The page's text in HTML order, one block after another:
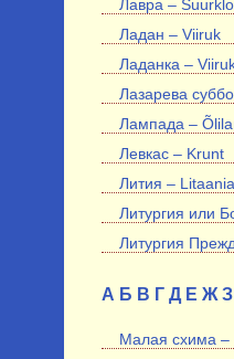
Лавра –
Ладан – Viiruk
Ладанка –
Лазарева
Лампада –
Левкас – Krunt
Лития – Litaania
Литургия или
Литургия
А Б В Г Д Е Ж З
Малая схима –